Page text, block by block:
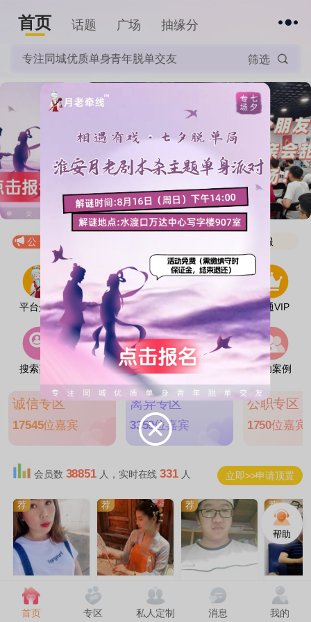
首页 话题 广场 抽缘分
专注同城优质单身青年脱单交友 筛选
下拉刷新
公 告：
月老为媒！抽取缘分纸条，寻找你的专属爱情！
相册资料等信息均为人工审核，催审可联系客服
月老为媒！抽取缘分纸条，寻找你的专属爱情！
相册资料等信息均为人工审核，催审可联系客服
平台介绍 使用指南 微信小程序 预约到店 开通VIP
搜索嘉宾 线上互选 线下活动 我要征婚 成功案例
诚信专区
17545位嘉宾
离异专区
3359位嘉宾
公职专区
1750位嘉宾
会员数 38851 人，实时在线331人 立即>>申请顶置
荐
清江浦区
荐
43岁
荐
誓言
涟水县|
荐
本命
清江浦区
帮助
首页 专区 私人定制 消息 我的